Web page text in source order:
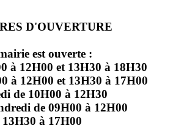
D'OUVERTURE
est ouverte :
à 12H00 et 13H30 à 18H30
à 12H00 et 13H30 à 17H00
de 10H00 à 12H30
de 09H00 à 12H00
13H30 à 17H00